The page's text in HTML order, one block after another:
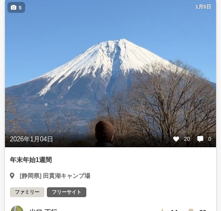
1月5日
2026年1月04日 20 0
5
年末年始1週間
[静岡県] 田貫湖キャンプ場
ファミリー フリーサイト